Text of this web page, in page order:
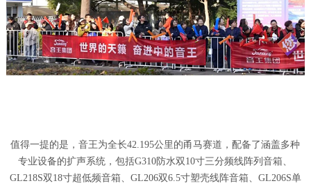
值得一提的是，音王为全长42.195公里的甬马赛道，配备了涵盖多种
专业设备的扩声系统，包括G310防水双10寸三分频线阵列音箱、
GL218S双18寸超低频音箱、GL206双6.5寸塑壳线阵音箱、GL206S单